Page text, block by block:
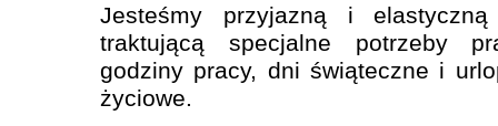
Jesteśmy przyjazną i
traktującą specjalne potrzeby
godziny pracy, dni świąteczne i
życiowe.